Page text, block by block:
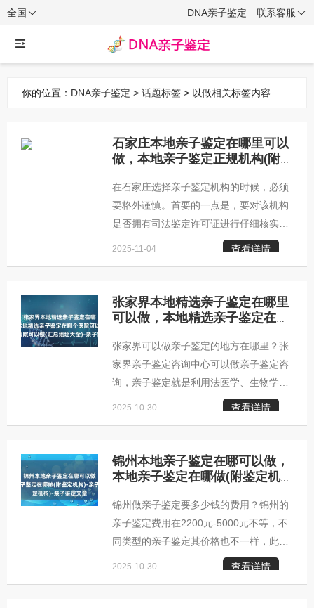
全国 DNA亲子鉴定 联系客服
你的位置： DNA亲子鉴定 > 话题标签 > 以做相关标签内容
石家庄本地亲子鉴定在哪里可以
做，本地亲子鉴定正规机构(附
在石家庄选择亲子鉴定机构的时候，必须
要格外谨慎。首要的一点是，要对该机构
是否拥有司法鉴定许可证进行仔细核实，
同时还要确认其是否具备开展法医物证鉴
指标。更为关键的是，一家出色的亲子鉴
定机构应当具备自有的实验室，并且这个
PCR仪器是不可或缺的。只有配备了这些
设备，才能够保证检测结果的精确性和可
信度。石家庄柚子基因亲子鉴定咨询中心
地址：石家庄市银盆岭奥克斯国际公寓B
座咨询范围：石家庄市司法亲子
2025-11-04 查看详情
张家界本地精选亲子鉴定在哪里
可以做，本地精选亲子鉴定在哪
子鉴定文章
张家界可以做亲子鉴定的地方在哪里？张
家界亲子鉴定咨询中心可以做亲子鉴定咨
询，亲子鉴定就是利用法医学、生物学和
遗传学的理论和技术，从子代和亲代的形
亲生关系，是法医物证鉴定的主要组成部
分。张家界柚子基因正规亲子鉴定咨询中
界亲子鉴定咨询中心地址：张家界市中山
大道。张家界亲子鉴定咨询中心范围：张
家界司法亲子鉴定咨询，张家界个人隐私
亲子鉴定咨询，张家界无创胎儿亲子鉴定
咨询，张家界旁系亲缘鉴定咨询，
2025-10-30 查看详情
锦州本地亲子鉴定在哪可以做，
本地亲子鉴定在哪做(附鉴定机
锦州做亲子鉴定要多少钱的费用？锦州的
亲子鉴定费用在2200元-5000元不等，不
同类型的亲子鉴定其价格也不一样，此
外，亲子鉴定的价格还要受到其他的因素
2025-10-30 查看详情